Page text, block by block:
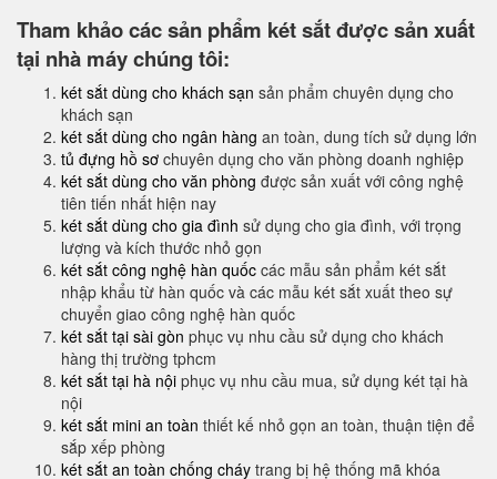
Tham khảo các sản phẩm két sắt được sản xuất
tại nhà máy chúng tôi:
két sắt dùng cho khách sạn sản phẩm chuyên dụng cho
khách sạn
két sắt dùng cho ngân hàng an toàn, dung tích sử dụng lớn
tủ đựng hồ sơ chuyên dụng cho văn phòng doanh nghiệp
két sắt dùng cho văn phòng được sản xuất với công nghệ
tiên tiến nhất hiện nay
két sắt dùng cho gia đình sử dụng cho gia đình, với trọng
lượng và kích thước nhỏ gọn
két sắt công nghệ hàn quốc các mẫu sản phẩm két sắt
nhập khẩu từ hàn quốc và các mẫu két sắt xuất theo sự
chuyển giao công nghệ hàn quốc
két sắt tại sài gòn phục vụ nhu cầu sử dụng cho khách
hàng thị trường tphcm
két sắt tại hà nội phục vụ nhu cầu mua, sử dụng két tại hà
nội
két sắt mini an toàn thiết kế nhỏ gọn an toàn, thuận tiện để
sắp xếp phòng
két sắt an toàn chống cháy trang bị hệ thống mã khóa